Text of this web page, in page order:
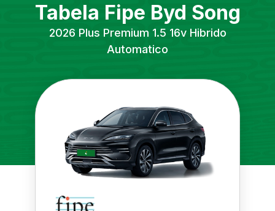
Tabela Fipe Byd Song
2026 Plus Premium 1.5 16v Hibrido
Automatico